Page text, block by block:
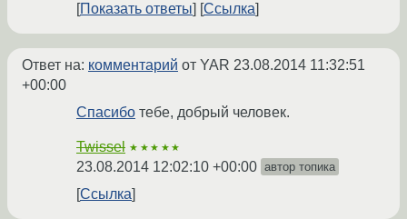
Показать ответы Ссылка
Ответ на: комментарий от YAR 23.08.2014 11:32:51
+00:00
Спасибо тебе, добрый человек.
Twissel ★★★★★
23.08.2014 12:02:10 +00:00 автор топика
Ссылка